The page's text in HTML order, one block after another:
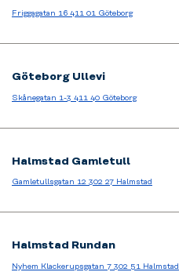
Friggagatan 16 411 01 Göteborg
Göteborg Ullevi
Skånegatan 1-3 411 40 Göteborg
Halmstad Gamletull
Gamletullsgatan 12 302 27 Halmstad
Halmstad Rundan
Nyhem Klackerupsgatan 7 302 51 Halmstad